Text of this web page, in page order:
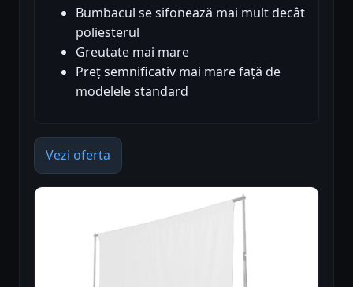
Bumbacul se sifonează mai mult decât
poliesterul
Greutate mai mare
Preț semnificativ mai mare față de
modelele standard
Vezi oferta